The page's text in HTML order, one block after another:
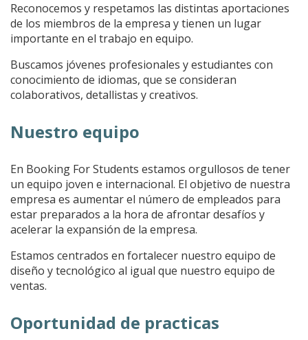
Reconocemos y respetamos las distintas aportaciones
de los miembros de la empresa y tienen un lugar
importante en el trabajo en equipo.
Buscamos jóvenes profesionales y estudiantes con
conocimiento de idiomas, que se consideran
colaborativos, detallistas y creativos.
Nuestro equipo
En Booking For Students estamos orgullosos de tener
un equipo joven e internacional. El objetivo de nuestra
empresa es aumentar el número de empleados para
estar preparados a la hora de afrontar desafíos y
acelerar la expansión de la empresa.
Estamos centrados en fortalecer nuestro equipo de
diseño y tecnológico al igual que nuestro equipo de
ventas.
Oportunidad de practicas